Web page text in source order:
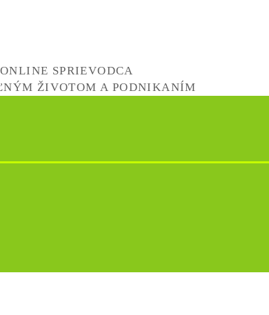
ONLINE SPRIEVODCA
ŽIVOTOM A PODNIKANÍM